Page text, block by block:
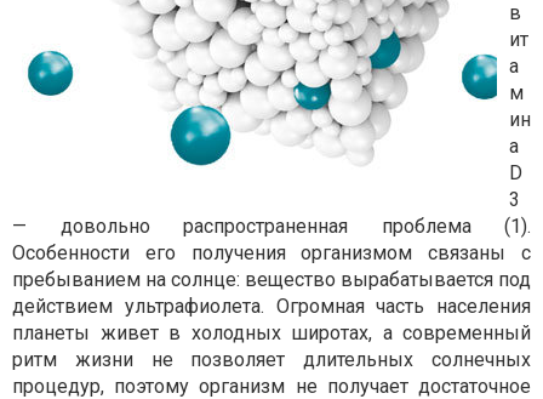
в
ит
а
м
ин
а
D
3
— довольно распространенная проблема (1).
Особенности его получения организмом связаны с
пребыванием на солнце: вещество вырабатывается под
действием ультрафиолета. Огромная часть населения
планеты живет в холодных широтах, а современный
ритм жизни не позволяет длительных солнечных
процедур, поэтому организм не получает достаточное